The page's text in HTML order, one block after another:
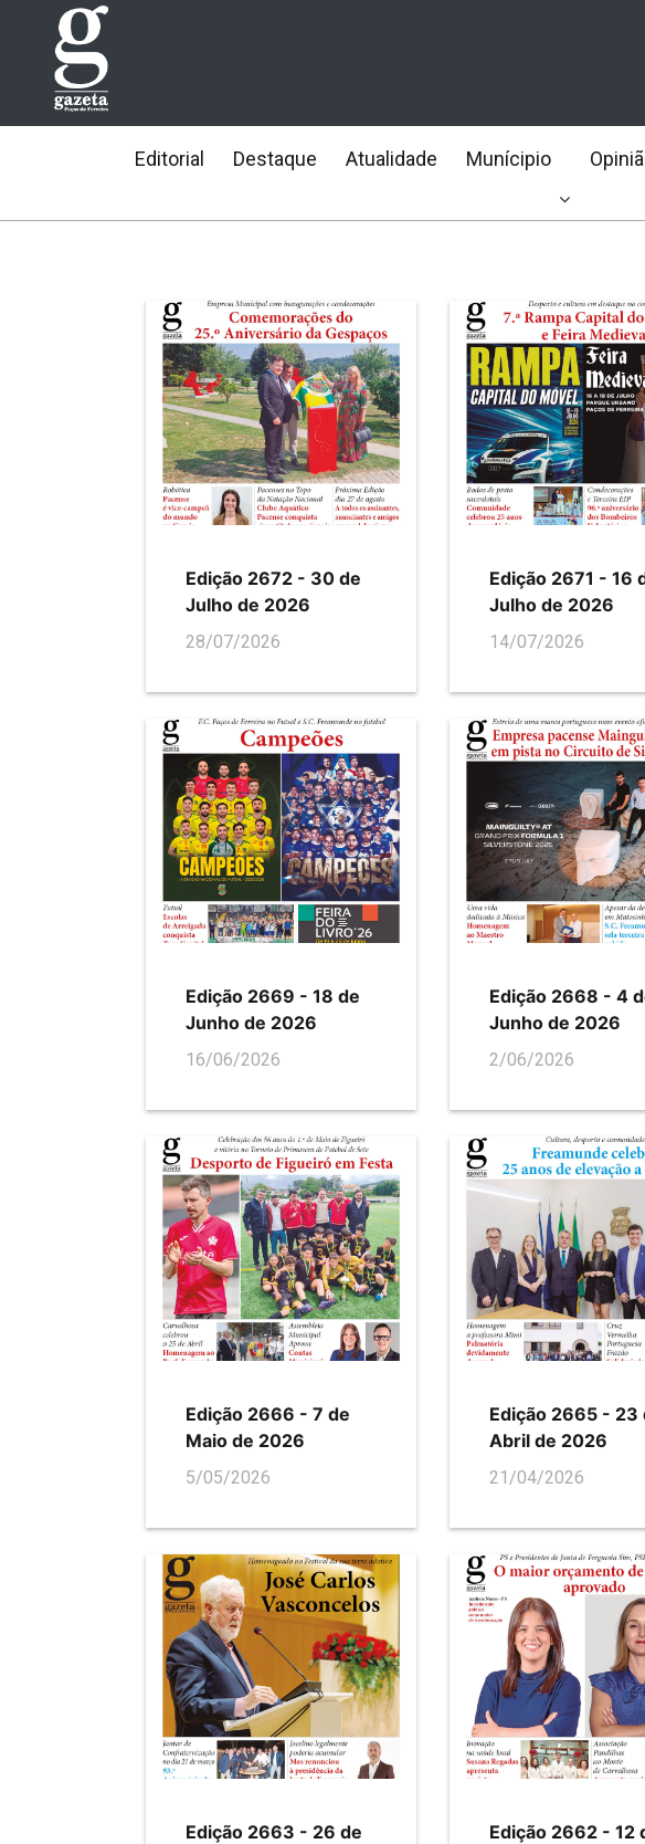
Editorial Destaque Atualidade Munícipio
Edição 2672 - 30 de
Julho de 2026
28/07/2026
Edição 2671 - 16
Julho de 2026
14/07/2026
Edição 2669 - 18 de
Junho de 2026
16/06/2026
Edição 2668 - 4
Junho de 2026
2/06/2026
Edição 2666 - 7 de
Maio de 2026
5/05/2026
Edição 2665 - 23
Abril de 2026
21/04/2026
Edição 2663 - 26 de
Edição 2662 - 12